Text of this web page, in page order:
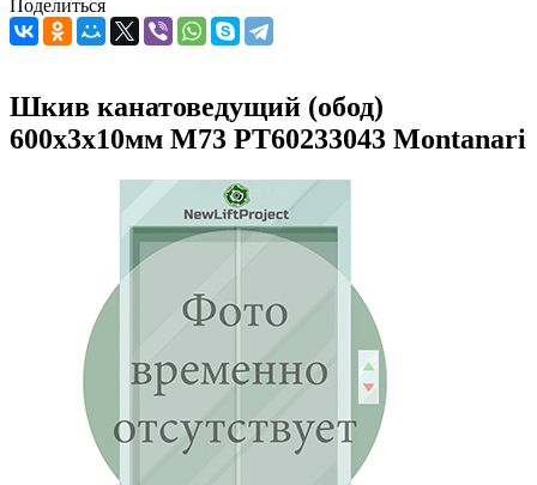
Поделиться
Шкив канатоведущий (обод)
600х3х10мм M73 PT60233043 Montanari